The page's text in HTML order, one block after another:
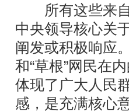
所有这些来自
中央领导核心关
阐发或积极响应
和“草根”网民在
体现了广大人民
感，是充满核心